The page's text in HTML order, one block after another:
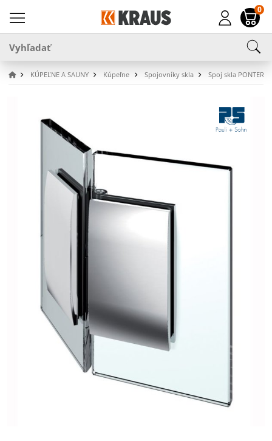
0
KÚPEĽNE A SAUNY Kúpeľne Spojovníky skla Spoj skla PONTERE